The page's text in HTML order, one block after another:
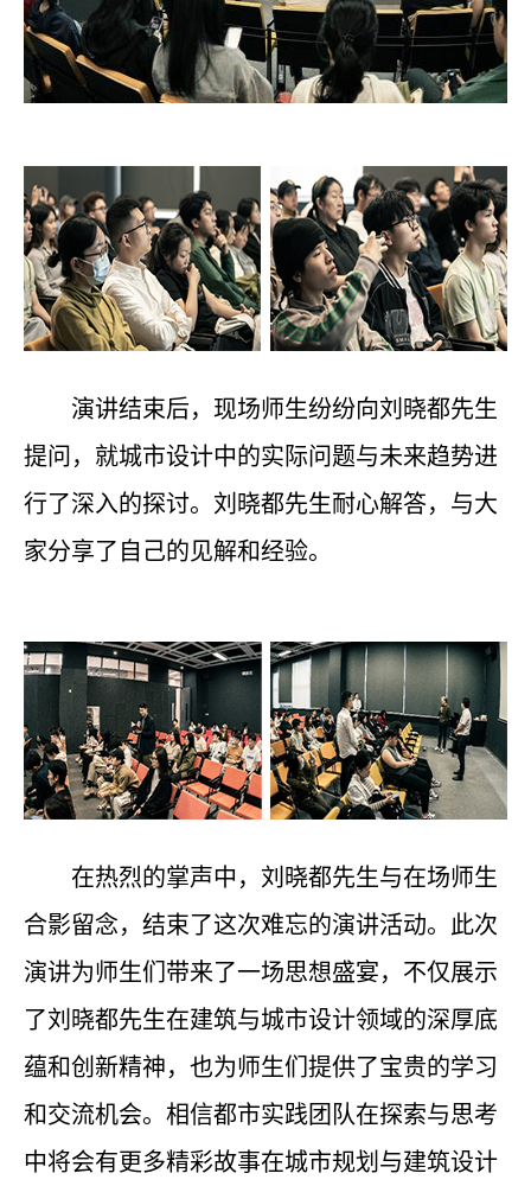
演讲结束后，现场师生纷纷向刘晓都先生
提问，就城市设计中的实际问题与未来趋势进
行了深入的探讨。刘晓都先生耐心解答，与大
家分享了自己的见解和经验。
在热烈的掌声中，刘晓都先生与在场师生
合影留念，结束了这次难忘的演讲活动。此次
演讲为师生们带来了一场思想盛宴，不仅展示
了刘晓都先生在建筑与城市设计领域的深厚底
蕴和创新精神，也为师生们提供了宝贵的学习
和交流机会。相信都市实践团队在探索与思考
中将会有更多精彩故事在城市规划与建筑设计